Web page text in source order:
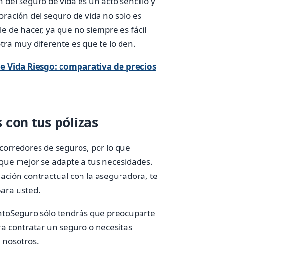
del seguro de vida no solo es
de hacer, ya que no siempre es fácil
muy diferente es que te lo den.
Vida Riesgo: comparativa de precios
con tus pólizas
de seguros, por lo que
mejor se adapte a tus necesidades.
contractual con la aseguradora, te
usted.
sólo tendrás que preocuparte
contratar un seguro o necesitas